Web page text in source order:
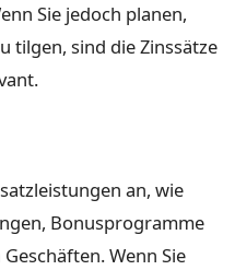
Sie jedoch planen,
tilgen, sind die Zinssätze
an, wie
Bonusprogramme
Wenn Sie